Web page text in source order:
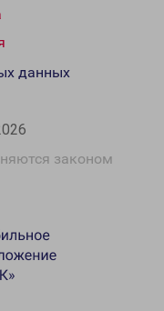
законом
данных